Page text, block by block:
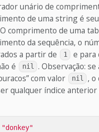
unário de
de uma string é
comprimento de uma
da sequência, o
a partir de
1
e para
é
nil . Observação: se
com valor
nil
,
qualquer índice anterior
"donkey"